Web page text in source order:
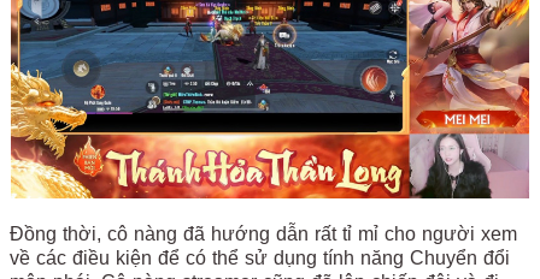
Đồng thời, cô nàng đã hướng dẫn rất tỉ mỉ cho người xem
về các điều kiện để có thể sử dụng tính năng Chuyển đổi